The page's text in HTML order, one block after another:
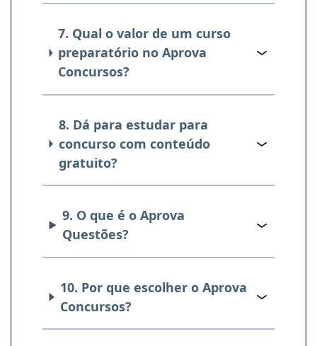
7. Qual o valor de um curso
preparatório no Aprova
Concursos?
8. Dá para estudar para
concurso com conteúdo
gratuito?
9. O que é o Aprova
Questões?
10. Por que escolher o Aprova
Concursos?